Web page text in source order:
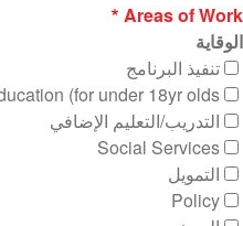
Areas of Work
الوقاية
تنفيذ البرنامج
(for under 18yr olds)
التدريب/التعليم الإضافي
Social Services
التمويل
Policy